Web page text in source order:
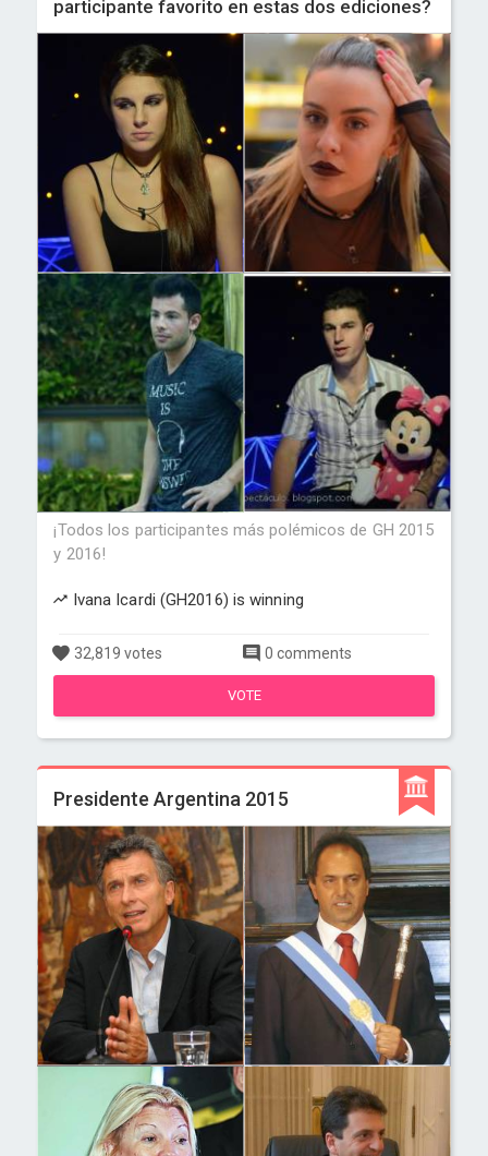
participante favorito en estas dos ediciones?
¡Todos los participantes más polémicos de GH 2015
y 2016!
Ivana Icardi (GH2016) is winning
32,819 votes 0 comments
VOTE
Presidente Argentina 2015